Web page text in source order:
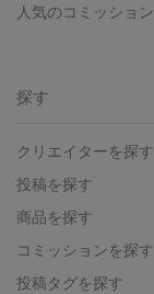
人気のコミッション
探す
クリエイターを探す
投稿を探す
商品を探す
コミッションを探す
投稿タグを探す